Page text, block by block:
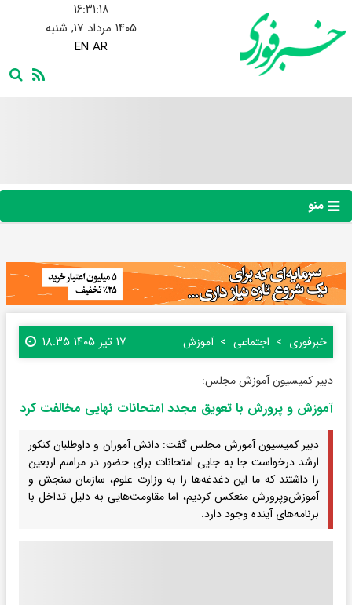
۱۶:۳۱:۱۹
۱۴۰۵ مرداد ۱۷, شنبه
EN AR
منو
خبرفوری اجتماعی آموزش ۱۷ تیر ۱۴۰۵ ۱۸:۳۵
دبیر کمیسیون آموزش مجلس:
آموزش و پرورش با تعویق مجدد امتحانات نهایی مخالفت کرد
دبیر کمیسیون آموزش مجلس گفت: دانش آموزان و داوطلبان کنکور
ارشد درخواست جا به جایی امتحانات برای حضور در مراسم اربعین
را داشتند که ما این دغدغه‌ها را به وزارت علوم، سازمان سنجش و
آموزش‌وپرورش منعکس کردیم، اما مقاومت‌هایی به دلیل تداخل با
برنامه‌های آینده وجود دارد.